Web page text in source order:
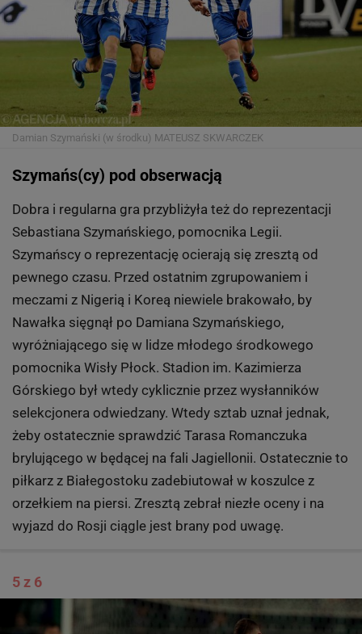
Damian Szymański (w środku) MATEUSZ SKWARCZEK
Szymańs(cy) pod obserwacją
Dobra i regularna gra przybliżyła też do reprezentacji
Sebastiana Szymańskiego, pomocnika Legii.
Szymańscy o reprezentację ocierają się zresztą od
pewnego czasu. Przed ostatnim zgrupowaniem i
meczami z Nigerią i Koreą niewiele brakowało, by
Nawałka sięgnął po Damiana Szymańskiego,
wyróżniającego się w lidze młodego środkowego
pomocnika Wisły Płock. Stadion im. Kazimierza
Górskiego był wtedy cyklicznie przez wysłanników
selekcjonera odwiedzany. Wtedy sztab uznał jednak,
żeby ostatecznie sprawdzić Tarasa Romanczuka
brylującego w będącej na fali Jagiellonii. Ostatecznie to
piłkarz z Białegostoku zadebiutował w koszulce z
orzełkiem na piersi. Zresztą zebrał niezłe oceny i na
wyjazd do Rosji ciągle jest brany pod uwagę.
5 z 6